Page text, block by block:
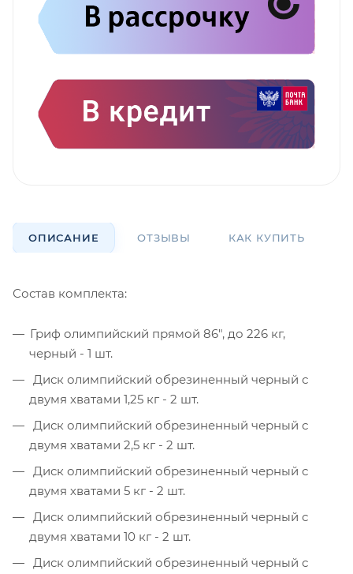
ОПИСАНИЕ ОТЗЫВЫ КАК КУПИТЬ
Состав комплекта:
Гриф олимпийский прямой 86", до 226 кг,
черный - 1 шт.
Диск олимпийский обрезиненный черный с
двумя хватами 1,25 кг - 2 шт.
Диск олимпийский обрезиненный черный с
двумя хватами 2,5 кг - 2 шт.
Диск олимпийский обрезиненный черный с
двумя хватами 5 кг - 2 шт.
Диск олимпийский обрезиненный черный с
двумя хватами 10 кг - 2 шт.
Диск олимпийский обрезиненный черный с